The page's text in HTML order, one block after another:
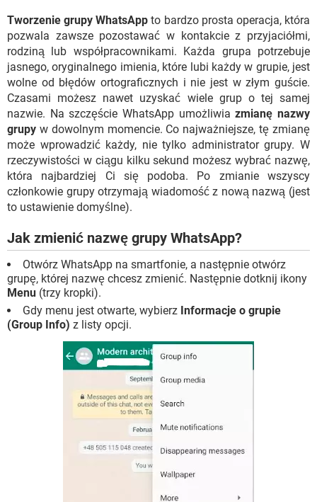
Tworzenie grupy WhatsApp to bardzo prosta operacja, która
pozwala zawsze pozostawać w kontakcie z przyjaciółmi,
rodziną lub współpracownikami. Każda grupa potrzebuje
jasnego, oryginalnego imienia, które lubi każdy w grupie, jest
wolne od błędów ortograficznych i nie jest w złym guście.
Czasami możesz nawet uzyskać wiele grup o tej samej
nazwie. Na szczęście WhatsApp umożliwiazmianę nazwy
grupy w dowolnym momencie. Co najważniejsze, tę zmianę
może wprowadzić każdy, nie tylko administrator grupy. W
rzeczywistości w ciągu kilku sekund możesz wybrać nazwę,
która najbardziej Ci się podoba. Po zmianie wszyscy
członkowie grupy otrzymają wiadomość z nową nazwą (jest
to ustawienie domyślne).
Jak zmienić nazwę grupy WhatsApp?
Otwórz WhatsApp na smartfonie, a następnie otwórz
grupę, której nazwę chcesz zmienić. Następnie dotknij ikony
Menu (trzy kropki).
Gdy menu jest otwarte, wybierz Informacje o grupie
(Group Info) z listy opcji.